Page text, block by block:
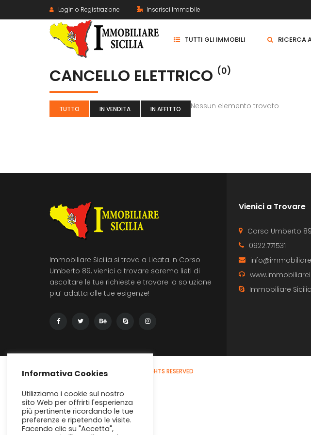
Login o Registrazione Inserisci Immobile
TUTTI GLI IMMOBILI RICERCA
CANCELLO ELETTRICO (0)
TUTTO IN VENDITA IN AFFITTO Nessun elemento trovato
Immobiliare Sicilia si trova a Licata in Corso
Umberto 89, vienici a trovare saremo lieti di
ascoltare le tue richieste e trovare la soluzione
piu’ adatta alle tue esigenze!
Vienici a Trovare
Corso Umberto
0922.771531
Immobiliare Sicilia
© 2020 - IMMOBILIARE SICILIA ALL RIGHTS RESERVED
Informativa Cookies
Utilizziamo i cookie sul nostro
sito Web per offrirti l'esperienza
più pertinente ricordando le tue
preferenze e ripetendo le visite.
Facendo clic su "Accetta",